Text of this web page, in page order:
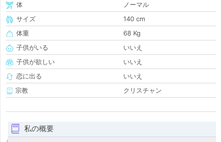
体
ノーマル
サイズ
140 cm
体重
68 Kg
子供がいる
いいえ
子供が欲しい
いいえ
恋に出る
いいえ
宗教
クリスチャン
私の概要